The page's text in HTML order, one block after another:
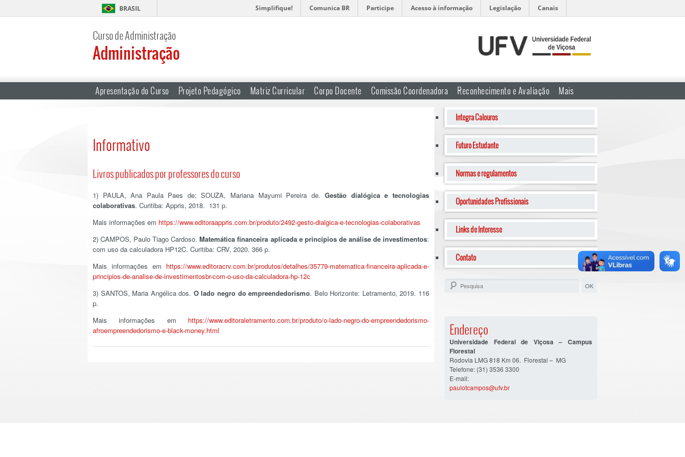
BRASIL Simplifique! Comunica BR Participe Acesso à informação Legislação Canais
Curso de Administração
Administração
Apresentação do Curso Projeto Pedagógico Matriz Curricular Corpo Docente Comissão Coordenadora Reconhecimento e Avaliação Mais
Informativo
Livros publicados por professores do curso
1) PAULA, Ana Paula Paes de; SOUZA, Mariana Mayumi Pereira de.Gestão dialógica e tecnologias
colaborativas. Curitiba: Appris, 2018. 131 p.
Mais informações em https://www.editoraappris.com.br/produto/2492-gesto-dialgica-e-tecnologias-colaborativas
2) CAMPOS, Paulo Tiago Cardoso.Matemática financeira aplicada e princípios de análise de investimentos:
com uso da calculadora HP12C. Curitiba: CRV, 2020. 366 p.
Mais informações em https://www.editoracrv.com.br/produtos/detalhes/35779-matematica-financeira-aplicada-e-
principios-de-analise-de-investimentosbr-com-o-uso-da-calculadora-hp-12c
3) SANTOS, Maria Angélica dos. O lado negro do empreendedorismo. Belo Horizonte: Letramento, 2019. 116
p.
Mais informações em https://www.editoraletramento.com.br/produto/o-lado-negro-do-empreendedorismo-
afroempreendedorismo-e-black-money.html
Integra Calouros
Futuro Estudante
Normas e regulamentos
Oportunidades Profissionais
Links de Interesse
Contato
Endereço
Universidade Federal de Viçosa – Campus
Florestal
Rodovia LMG 818 Km 06. Florestal – MG
Telefone: (31) 3536 3300
E-mail:
paulotcampos@ufv.br